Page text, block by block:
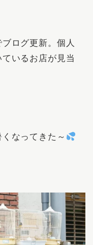
ログ更新。個人
いるお店が見当
なってきた～